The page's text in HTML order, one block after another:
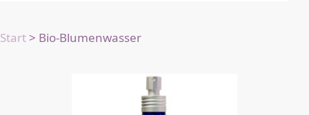
Start > Bio-Blumenwasser